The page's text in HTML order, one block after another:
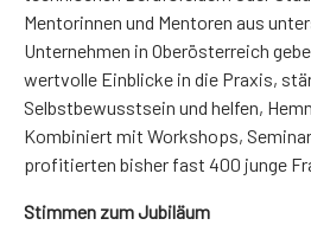
Mentorinnen und Mentoren aus
Unternehmen in Oberösterreich
wertvolle Einblicke in die Praxis,
Selbstbewusstsein und helfen,
Kombiniert mit Workshops,
profitierten bisher fast 400 junge
Stimmen zum Jubiläum